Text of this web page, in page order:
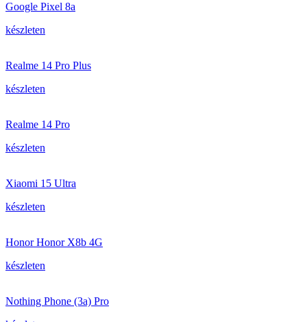
Google Pixel 8a
készleten
Realme 14 Pro Plus
készleten
Realme 14 Pro
készleten
Xiaomi 15 Ultra
készleten
Honor Honor X8b 4G
készleten
Nothing Phone (3a) Pro